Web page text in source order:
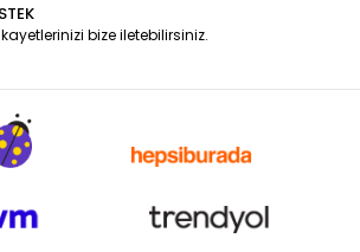
bize iletebilirsiniz.